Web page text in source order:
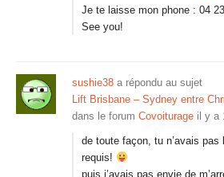
Je te laisse mon phone : 04
See you!
sushie38 a répondu au sujet
Lift Brisbane – Sydney entre
dans le forum Covoiturage il y a
de toute façon, tu n’avais pas
requis!
puis j’avais pas envie de